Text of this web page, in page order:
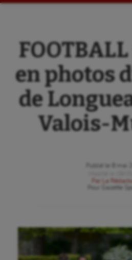
en photos
de
Valois-
Publié le
8 mai
Par
La
Gazette